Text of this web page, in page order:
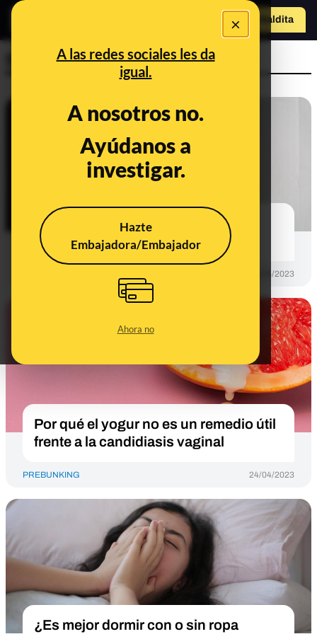
×
A las redes sociales les da
igual.
A nosotros no.
Ayúdanos a
investigar.
Hazte
Embajadora/Embajador
Ahora no
Hazte Maldito
Sexualidad
¿A qué edad empezamos a
masturbarnos?
05/05/2023
Por qué el yogur no es un remedio útil
frente a la candidiasis vaginal
PREBUNKING 24/04/2023
¿Es mejor dormir con o sin ropa